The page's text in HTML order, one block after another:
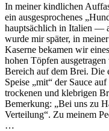
In meiner kindlichen
ein ausgesprochenes
hauptsächlich in Italien —
wurde mir später, in
Kaserne bekamen wir
hohen Töpfen
Bereich auf dem Brei. Die
Speise
mit der Sauce
trockenen und klebrigen
Bemerkung:
Bei uns zu
Verteilung . Zu meinem
…